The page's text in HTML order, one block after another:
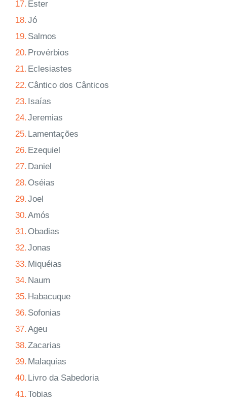
17. Ester
18.Jó
19. Salmos
20. Provérbios
21. Eclesiastes
22. Cântico dos Cânticos
23. Isaías
24.Jeremias
25. Lamentações
26. Ezequiel
27. Daniel
28. Oséias
29.Joel
30.Amós
31. Obadias
32.Jonas
33. Miquéias
34. Naum
35. Habacuque
36. Sofonias
37.Ageu
38.Zacarias
39. Malaquias
40. Livro da Sabedoria
41.Tobias